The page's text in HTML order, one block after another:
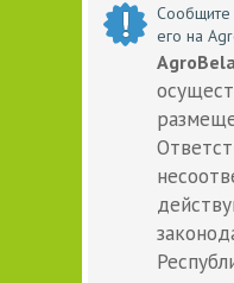
Сообщите
его на